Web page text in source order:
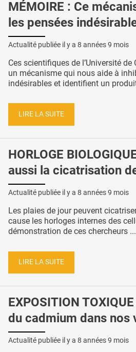
MÉMOIRE : Ce
les pensées
Actualité publiée il y a 8 années 9 mois
Ces scientifiques de l’Université
un mécanisme qui nous aide à
indésirables et identifient un
LIRE LA SUITE
HORLOGE
aussi la cicatrisation
Actualité publiée il y a 8 années 9 mois
Les plaies de jour peuvent
cause les horloges internes des
démonstration de ces chercheurs ...
LIRE LA SUITE
EXPOSITION
du cadmium dans nos
Actualité publiée il y a 8 années 9 mois